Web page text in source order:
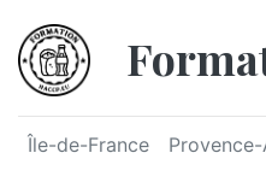
Île-de-France